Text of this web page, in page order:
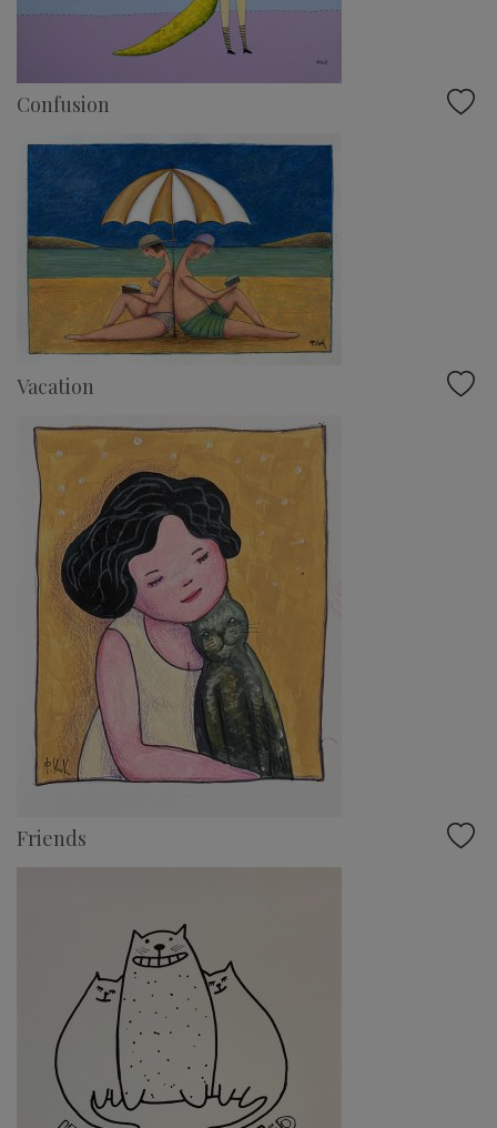
Confusion
Vacation
Friends